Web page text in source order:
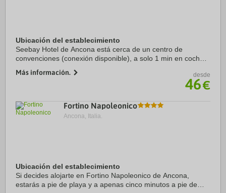
Ubicación del establecimiento
Seebay Hotel de Ancona está cerca de un centro de
convenciones (conexión disponible), a solo 1 min en coche
Conero. Además, este hotel con spa se ...
Más información. desde
46€
Fortino Napoleonico
Ancona, Italia.
Ubicación del establecimiento
Si decides alojarte en Fortino Napoleonico de Ancona,
estarás a pie de playa y a apenas cinco minutos a pie de